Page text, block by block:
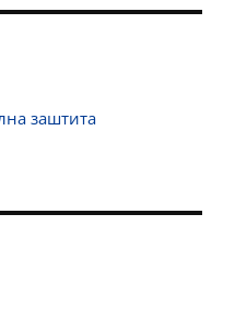
заштита